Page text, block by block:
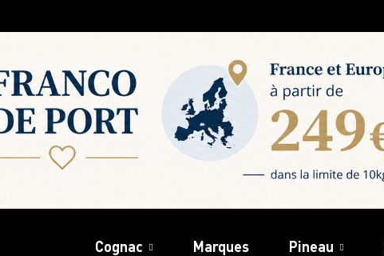
Cognac Marques Pineau